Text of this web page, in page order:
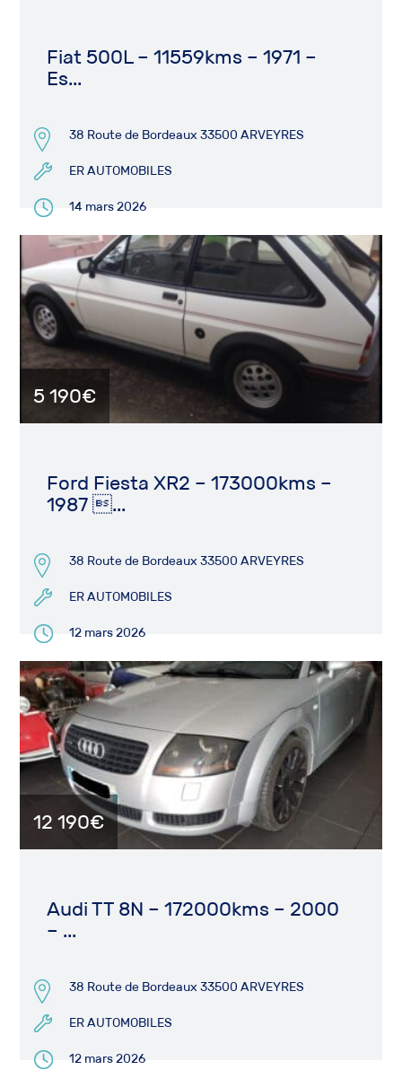
Fiat 500L – 11559kms – 1971 –
Es...
38 Route de Bordeaux 33500 ARVEYRES
ER AUTOMOBILES
14 mars 2026
5 190€
Ford Fiesta XR2 – 173000kms –
1987 ...
38 Route de Bordeaux 33500 ARVEYRES
ER AUTOMOBILES
12 mars 2026
12 190€
Audi TT 8N – 172000kms – 2000
– ...
38 Route de Bordeaux 33500 ARVEYRES
ER AUTOMOBILES
12 mars 2026